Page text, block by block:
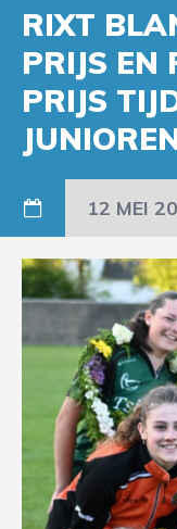
RIXT
PRIJS EN
PRIJS
12 MEI